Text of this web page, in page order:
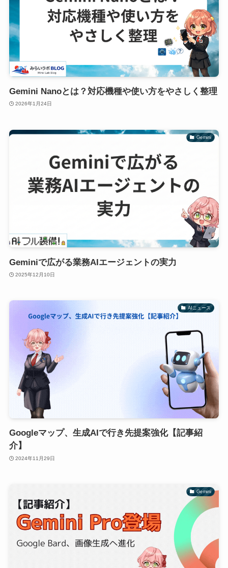
Gemini Nanoとは？対応機種や使い方をやさしく整理
2026年1月24日
Gemini
Geminiで広がる業務AIエージェントの実力
2025年12月10日
AIニュース
Googleマップ、生成AIで行き先提案強化【記事紹
介】
2024年11月29日
Gemini